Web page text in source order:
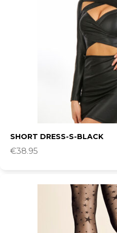
SHORT DRESS-S-BLACK
€38.95